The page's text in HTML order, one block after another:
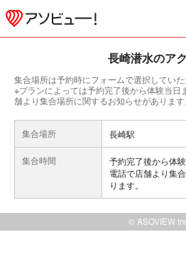
長崎潜水のア
集合場所は予約時にフォームで選択していた
※プランによっては予約完了後から体験当日
舗より集合場所に関するお知らせがあります
集合場所 長崎駅
集合時間
予約完了後から体
電話で店舗より集
ります。
© ASOVIEW